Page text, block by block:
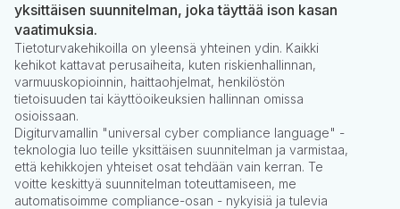
yksittäisen suunnitelman, joka täyttää ison kasan
vaatimuksia.
Tietoturvakehikoilla on yleensä yhteinen ydin. Kaikki
kehikot kattavat perusaiheita, kuten riskienhallinnan,
varmuuskopioinnin, haittaohjelmat, henkilöstön
tietoisuuden tai käyttöoikeuksien hallinnan omissa
osioissaan.
Digiturvamallin "universal cyber compliance language" -
teknologia luo teille yksittäisen suunnitelman ja varmistaa,
että kehikkojen yhteiset osat tehdään vain kerran. Te
voitte keskittyä suunnitelman toteuttamiseen, me
automatisoimme compliance-osan - nykyisiä ja tulevia